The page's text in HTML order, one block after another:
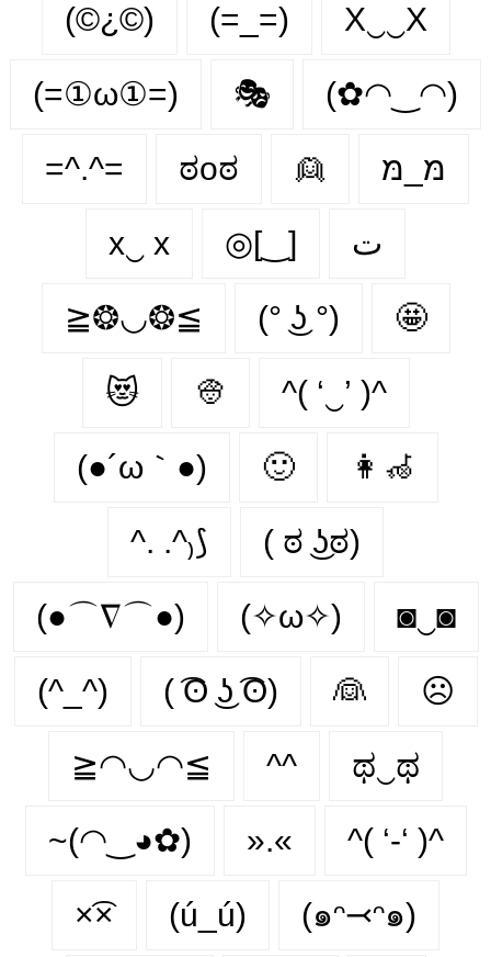
(©¿©) (=_=) X‿‿X
(=①ω①=) 🎭 (✿◠‿◠)
=^.^= ಠoಠ 👱 מּ_מּ
x‿ х ◎[‿] ت
≧❂◡❂≦ (° ͜ʖ °) 🤩
😻 👳 ^( ‘‿’ )^
(●´ω｀●) 🙂‍ 👩‍🦽‍
^. .^₎⟆ ( ಠ ͜ʖಠ)
(●⌒∇⌒●) (✧ω✧) ◙‿◙
(^_^) ( ͡ʘ ͜ʖ ͡ʘ) 👰‍ ☹️
≧◠◡◠≦ ^^ ಥ‿ಥ
~(◠‿◕✿) ».« ^( ‘-‘ )^
×͡× (ú_ú) (๑ᵔ⤙ᵔ๑)